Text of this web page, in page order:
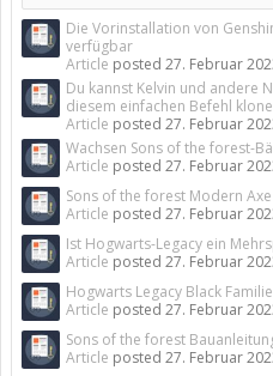
Die Vorinstallation von
verfügbar
Article posted 27. Februar
Du kannst Kelvin und andere
diesem einfachen Befehl
Article posted 27. Februar
Wachsen Sons of the forest-
Article posted 27. Februar
Sons of the forest Modern
Article posted 27. Februar
Ist Hogwarts-Legacy ein
Article posted 27. Februar
Hogwarts Legacy Black
Article posted 27. Februar
Sons of the forest
Article posted 27. Februar